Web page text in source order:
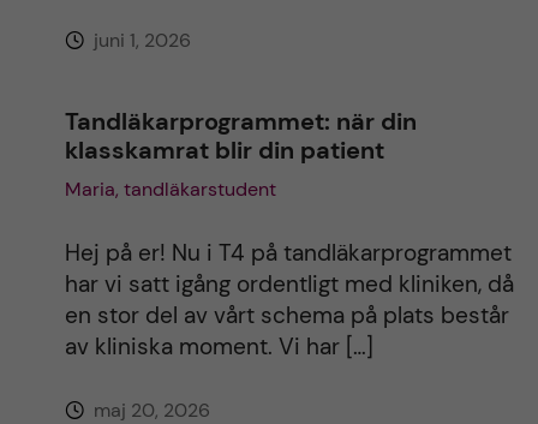
juni 1, 2026
Tandläkarprogrammet: när din
klasskamrat blir din patient
Maria, tandläkarstudent
Hej på er! Nu i T4 på tandläkarprogrammet
har vi satt igång ordentligt med kliniken, då
en stor del av vårt schema på plats består
av kliniska moment. Vi har […]
maj 20, 2026